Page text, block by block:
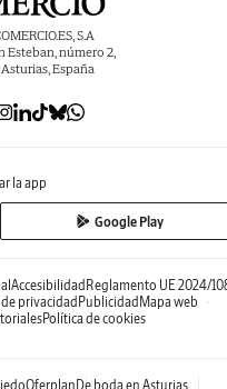
S.A
Esteban, número 2,
España
la app
Google Play
Accesibilidad Reglamento UE 2024/
privacidad Publicidad Mapa web
Política de cookies
Oferplan De boda en Asturias